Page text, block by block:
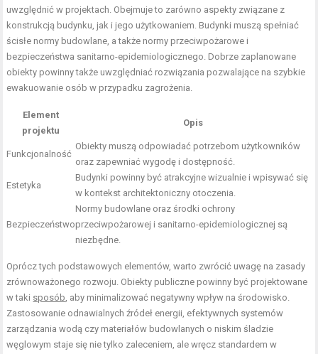
uwzględnić w projektach. Obejmuje to zarówno aspekty związane z
konstrukcją budynku, jak i jego użytkowaniem. Budynki muszą spełniać
ścisłe normy budowlane, a także normy przeciwpożarowe i
bezpieczeństwa sanitarno-epidemiologicznego. Dobrze zaplanowane
obiekty powinny także uwzględniać rozwiązania pozwalające na szybkie
ewakuowanie osób w przypadku zagrożenia.
Element
projektu
Opis
Funkcjonalność
Obiekty muszą odpowiadać potrzebom użytkowników
oraz zapewniać wygodę i dostępność.
Estetyka
Budynki powinny być atrakcyjne wizualnie i wpisywać się
w kontekst architektoniczny otoczenia.
Bezpieczeństwo
Normy budowlane oraz środki ochrony
przeciwpożarowej i sanitarno-epidemiologicznej są
niezbędne.
Oprócz tych podstawowych elementów, warto zwrócić uwagę na zasady
zrównoważonego rozwoju. Obiekty publiczne powinny być projektowane
w taki sposób, aby minimalizować negatywny wpływ na środowisko.
Zastosowanie odnawialnych źródeł energii, efektywnych systemów
zarządzania wodą czy materiałów budowlanych o niskim śladzie
węglowym staje się nie tylko zaleceniem, ale wręcz standardem w